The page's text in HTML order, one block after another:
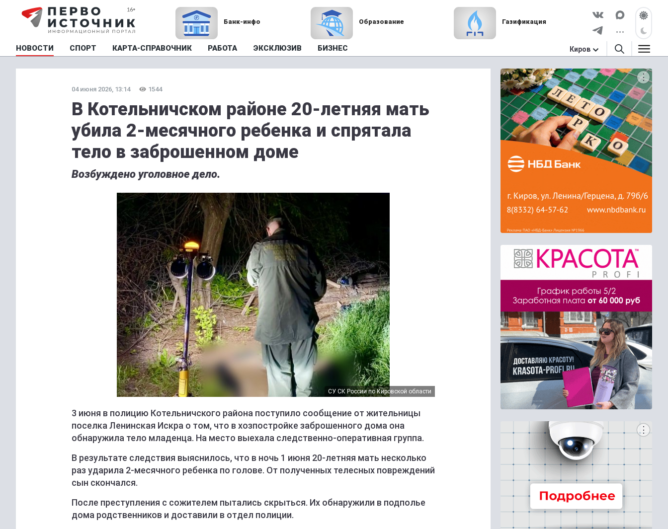
Банк-инфо Образование Газификация
НОВОСТИ СПОРТ КАРТА-СПРАВОЧНИК РАБОТА ЭКСКЛЮЗИВ БИЗНЕС Киров
04 июня 2026, 13:14 1544
В Котельничском районе 20-летняя мать
убила 2-месячного ребенка и спрятала
тело в заброшенном доме
Возбуждено уголовное дело.
СУ СК России по Кировской области
3 июня в полицию Котельничского района поступило сообщение от жительницы
поселка Ленинская Искра о том, что в хозпостройке заброшенного дома она
обнаружила тело младенца. На место выехала следственно-оперативная группа.
В результате следствия выяснилось, что в ночь 1 июня 20-летняя мать несколько
раз ударила 2-месячного ребенка по голове. От полученных телесных повреждений
сын скончался.
После преступления с сожителем пытались скрыться. Их обнаружили в подполье
дома родственников и доставили в отдел полиции.